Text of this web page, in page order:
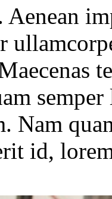
Aenean
Nam
id,